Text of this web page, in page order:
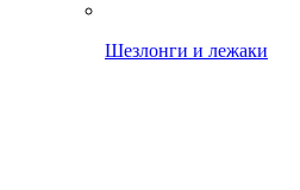
Шезлонги и лежаки